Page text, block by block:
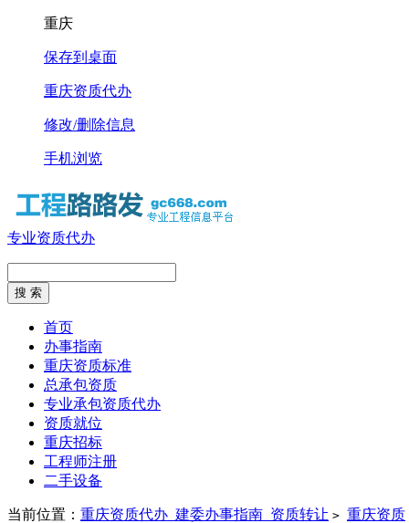
重庆
保存到桌面
重庆资质代办
修改/删除信息
手机浏览
专业资质代办
首页
办事指南
重庆资质标准
总承包资质
专业承包资质代办
资质就位
重庆招标
工程师注册
二手设备
当前位置： 重庆资质代办_建委办事指南_资质转让 > 重庆资质